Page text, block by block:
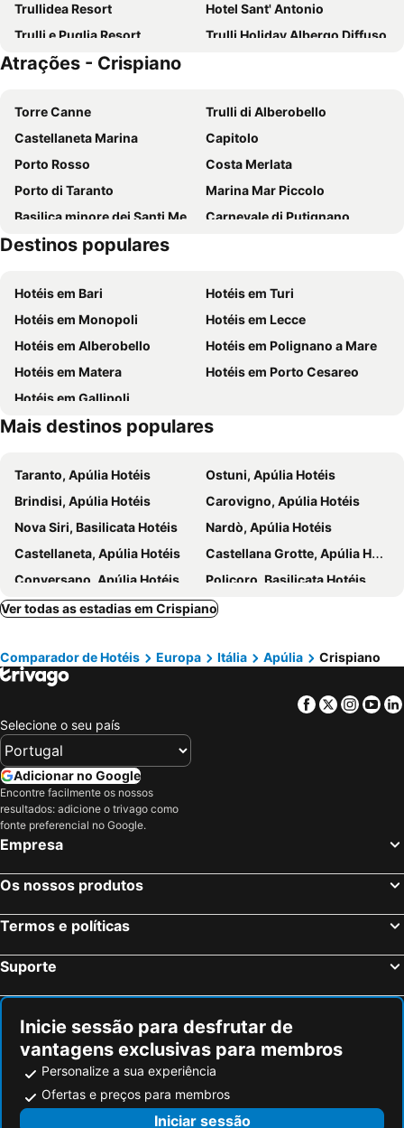
Trullidea Resort
Hotel Sant' Antonio
Trulli e Puglia Resort
Trulli Holiday Albergo Diffuso
Hotel Villa Maria
Re Sole Resort & Spa
Relais Masseria Rosa
Best Western Hotel Massafra
Relais Villa San Martino
Dimora Lucia Hotel
Relais Histò San Pietro Sul Mar Piccolo
Hotel Villa Rosa
Albergo del Sole
Hotel Pisani
Hotel Accord Le Rose
Hotel Saraceno Al Faro
Hotel Akropolis - Museum Hotel
Hotel Virgilio
SETTIMO SOLE Affitta Camere
Lido Impero
Masseria Madonna dell'Arco Agriturismo
Villaggio San Giovanni
Trulli Donna Isabella
Hotel Donna Crescenza
MONUN Hotel&Spa
Hotel Colle Del Sole
Atrações - Crispiano
Torre Canne
Trulli di Alberobello
Castellaneta Marina
Capitolo
Porto Rosso
Costa Merlata
Porto di Taranto
Marina Mar Piccolo
Basilica minore dei Santi Medici
Carnevale di Putignano
Savelletri
San Pietro in Bevagna
Gravina di San Marco
Taranto-Grottaglie Airport
Marina di Pulsano
Lido Morelli Rosa Marina
Lido Santo Stefano
Città Vecchia e Città Nuova
Cattedrale di San Cataldo
San Martino
Chiatona
Zoosafari
Maria SS Addolorata Trullo del Signore
Masseria del Mirante
Destinos populares
Hotéis em Bari
Hotéis em Turi
Hotéis em Monopoli
Hotéis em Lecce
Hotéis em Alberobello
Hotéis em Polignano a Mare
Hotéis em Matera
Hotéis em Porto Cesareo
Hotéis em Gallipoli
Mais destinos populares
Taranto, Apúlia Hotéis
Ostuni, Apúlia Hotéis
Brindisi, Apúlia Hotéis
Carovigno, Apúlia Hotéis
Nova Siri, Basilicata Hotéis
Nardò, Apúlia Hotéis
Castellaneta, Apúlia Hotéis
Castellana Grotte, Apúlia Hotéis
Conversano, Apúlia Hotéis
Policoro, Basilicata Hotéis
Giovinazzo, Apúlia Hotéis
Cutrofiano, Apúlia Hotéis
Vernole, Apúlia Hotéis
Locorotondo, Apúlia Hotéis
Tuglie, Apúlia Hotéis
Mesagne, Apúlia Hotéis
Bari, Apúlia Hotéis
Monopoli, Apúlia Hotéis
Polignano a Mare, Apúlia Hotéis
Porto Cesareo, Apúlia Hotéis
Roma, Lazio Hotéis
Nápoles, Campanha Hotéis
Palermo, Sicília Hotéis
Verona, Veneto Hotéis
Ver todas as estadias em Crispiano
Comparador de Hotéis Europa Itália Apúlia Crispiano
Facebook
Twitter
Selecione o seu país
Adicionar no Google
Encontre facilmente os nossos
resultados: adicione o trivago como
fonte preferencial no Google.
Empresa
Os nossos produtos
Termos e políticas
Suporte
Inicie sessão para desfrutar de
vantagens exclusivas para membros
Personalize a sua experiência
Ofertas e preços para membros
Iniciar sessão